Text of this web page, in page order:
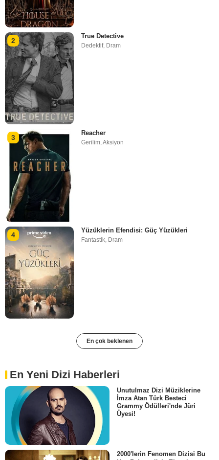
2
True Detective
Dedektif, Dram
3
Reacher
Gerilim,Aksiyon
4
Yüzüklerin Efendisi: Güç Yüzükleri
Fantastik Dram
En çok beklenen
En Yeni Dizi Haberleri
Unutulmaz Dizi Müziklerine
İmza Atan Türk Besteci
Grammy Ödülleri'nde Jüri
Üyesi!
2000'lerin Fenomen Dizisi Bu